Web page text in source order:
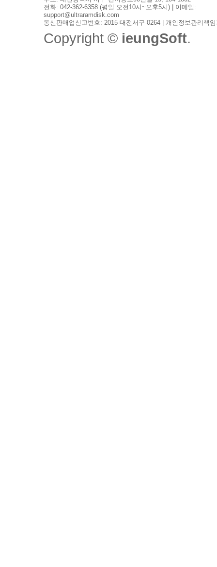
전화: 042-362-6358 (평일 오전10시~오후5시) | 이메일:
support@ultraramdisk.com
통신판매업신고번호: 2015-대전서구-0264 | 개인정보관리책
Copyright © ieungSoft.